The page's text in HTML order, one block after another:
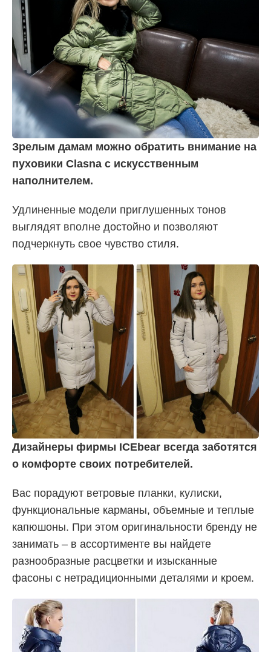
Зрелым дамам можно обратить внимание на
пуховики Clasna с искусственным
наполнителем.
Удлиненные модели приглушенных тонов
выглядят вполне достойно и позволяют
подчеркнуть свое чувство стиля.
Дизайнеры фирмы ICEbear всегда заботятся
о комфорте своих потребителей.
Вас порадуют ветровые планки, кулиски,
функциональные карманы, объемные и теплые
капюшоны. При этом оригинальности бренду не
занимать – в ассортименте вы найдете
разнообразные расцветки и изысканные
фасоны с нетрадиционными деталями и кроем.